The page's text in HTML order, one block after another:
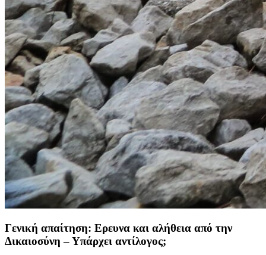
Γενική απαίτηση: Ερευνα και αλήθεια από την
Δικαιοσύνη – Υπάρχει αντίλογος;